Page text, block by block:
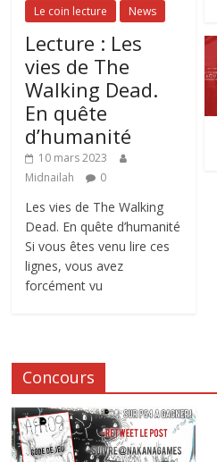
Le coin lecture News
Lecture : Les
vies de The
Walking Dead.
En quête
d’humanité
10 mars 2023
Midnailah
0
Les vies de The Walking
Dead. En quête d’humanité
Si vous êtes venu lire ces
lignes, vous avez
forcément vu
Concours